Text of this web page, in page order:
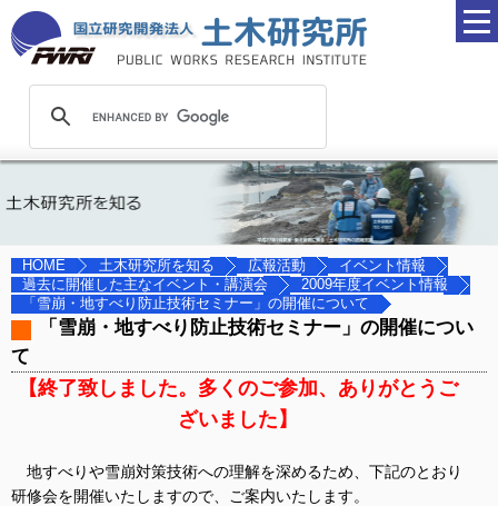
HOME 土木研究所を知る 広報活動
イベント情報
過去に開催した主なイベント・講演会
2009年度イベント情報
「雪崩・地すべり防止技術セミナー」の開催について
「雪崩・地すべり防止技術セミナー」の開催につい
て
【終了致しました。多くのご参加、ありがとうご
ざいました】
地すべりや雪崩対策技術への理解を深めるため、下記のとおり
研修会を開催いたしますので、ご案内いたします。